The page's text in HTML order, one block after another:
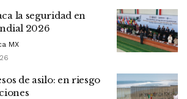
la seguridad en
2026
MX
de asilo: en riesgo